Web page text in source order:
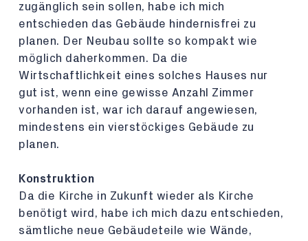
zugänglich sein sollen, habe ich mich
entschieden das Gebäude hindernisfrei zu
planen. Der Neubau sollte so kompakt wie
möglich daherkommen. Da die
Wirtschaftlichkeit eines solches Hauses nur
gut ist, wenn eine gewisse Anzahl Zimmer
vorhanden ist, war ich darauf angewiesen,
mindestens ein vierstöckiges Gebäude zu
planen.
Konstruktion
Da die Kirche in Zukunft wieder als Kirche
benötigt wird, habe ich mich dazu entschieden,
sämtliche neue Gebäudeteile wie Wände,